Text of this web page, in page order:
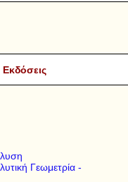
Γεωμετρία -